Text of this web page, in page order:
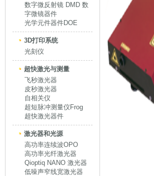
数字微反射镜 DMD 数
字微镜器件
光学元件器件DOE
3D打印系统
光刻仪
超快激光与测量
飞秒激光器
皮秒激光器
自相关仪
超短脉冲测量仪Frog
超快激光器件
激光器和光源
高功率连续波OPO
高功率光纤激光器
Qioptiq NANO 激光器
低噪声窄线宽激光器